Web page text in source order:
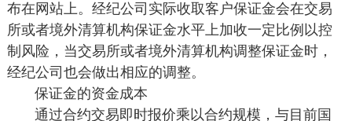
布在网站上。经纪公司实际收取客户保证金会在交易
所或者境外清算机构保证金水平上加收一定比例以控
制风险，当交易所或者境外清算机构调整保证金时，
经纪公司也会做出相应的调整。
保证金的资金成本
通过合约交易即时报价乘以合约规模，与目前国